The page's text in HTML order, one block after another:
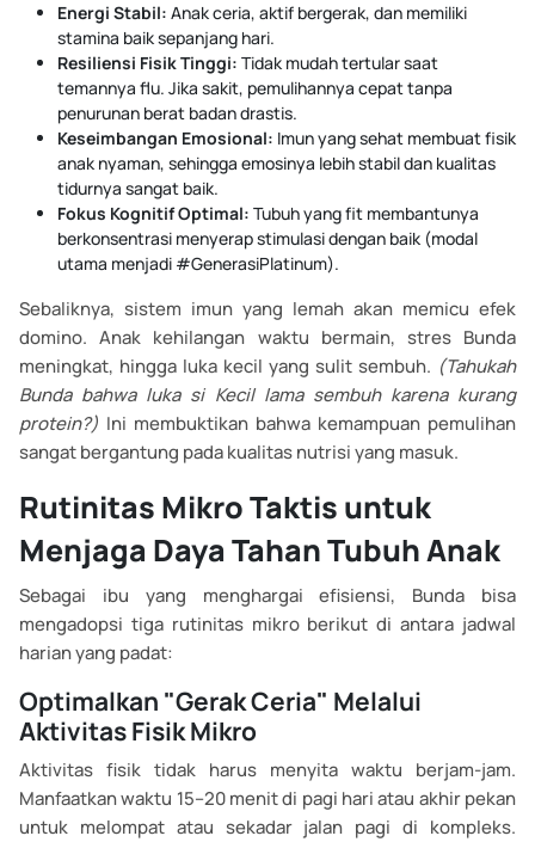
Energi Stabil: Anak ceria, aktif bergerak, dan memiliki
stamina baik sepanjang hari.
Resiliensi Fisik Tinggi: Tidak mudah tertular saat
temannya flu. Jika sakit, pemulihannya cepat tanpa
penurunan berat badan drastis.
Keseimbangan Emosional: Imun yang sehat membuat fisik
anak nyaman, sehingga emosinya lebih stabil dan kualitas
tidurnya sangat baik.
Fokus Kognitif Optimal: Tubuh yang fit membantunya
berkonsentrasi menyerap stimulasi dengan baik (modal
utama menjadi #GenerasiPlatinum).
Sebaliknya, sistem imun yang lemah akan memicu efek
domino. Anak kehilangan waktu bermain, stres Bunda
meningkat, hingga luka kecil yang sulit sembuh. (Tahukah
Bunda bahwa luka si Kecil lama sembuh karena kurang
protein?) Ini membuktikan bahwa kemampuan pemulihan
sangat bergantung pada kualitas nutrisi yang masuk.
Rutinitas Mikro Taktis untuk
Menjaga Daya Tahan Tubuh Anak
Sebagai ibu yang menghargai efisiensi, Bunda bisa
mengadopsi tiga rutinitas mikro berikut di antara jadwal
harian yang padat:
Optimalkan "Gerak Ceria" Melalui
Aktivitas Fisik Mikro
Aktivitas fisik tidak harus menyita waktu berjam-jam.
Manfaatkan waktu 15–20 menit di pagi hari atau akhir pekan
untuk melompat atau sekadar jalan pagi di kompleks.